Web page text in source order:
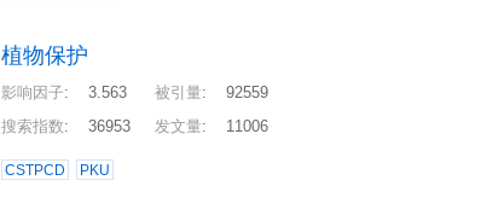
植物保护
影响因子: 3.563 被引量:
92559
搜索指数: 36953 发文量: 11006
CSTPCD PKU